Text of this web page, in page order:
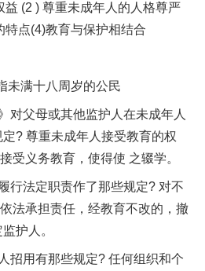
益 (2 ) 尊重未成年人的人格尊严
特点(4)教育与保护相结合
未满十八周岁的公民
对父母或其他监护人在未成年人
? 尊重未成年人接受教育的权
受义务教育，使得使 之辍学。
行法定职责作了那些规定? 对不
法承担责任，经教育不改的，撤
护人。
招用有那些规定? 任何组织和个